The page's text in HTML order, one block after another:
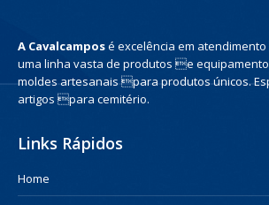
A Cavalcamposé excelência em
uma linha vasta de produtos e
moldes artesanais para produtos únicos.
artigos para cemitério.
Links Rápidos
Home